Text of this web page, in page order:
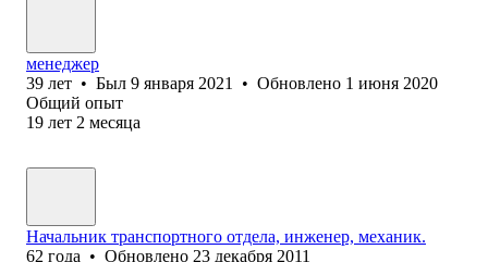
менеджер
39 лет • Был 9 января 2021 • Обновлено 1 июня 2020
Общий опыт
19 лет 2 месяца
Начальник транспортного отдела, инженер, механик.
62 года • Обновлено 23 декабря 2011